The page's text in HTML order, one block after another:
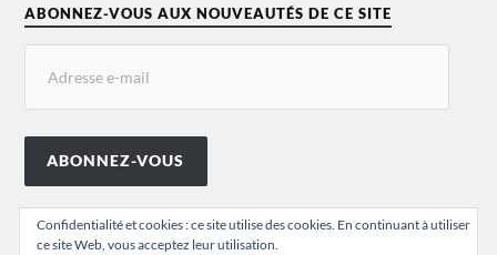
ABONNEZ-VOUS AUX NOUVEAUTÉS DE CE SITE
ABONNEZ-VOUS
Confidentialité et cookies : ce site utilise des cookies. En continuant à utiliser
ce site Web, vous acceptez leur utilisation.